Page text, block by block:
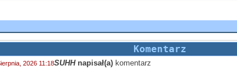
Komentarz
2026 11:18SUHHnapisał(a) komentarz